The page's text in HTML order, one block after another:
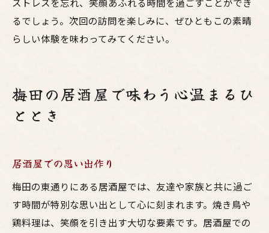
るでしょう。次回の訪問を楽しみに、ぜひともこの素晴
らしい体験を味わってみてください。
梅田の居酒屋で味わう心温まるひ
ととき
居酒屋での思い出作り
梅田の東通りにある居酒屋では、友達や家族と共に過ご
す時間が特別な思い出として心に刻まれます。焼き鳥や
鶏料理は、笑顔を引き出す大切な要素です。居酒屋での